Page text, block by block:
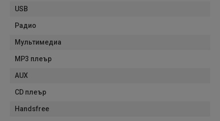
USB
Радио
Мультимедиа
MP3 плеър
AUX
CD плеър
Handsfree